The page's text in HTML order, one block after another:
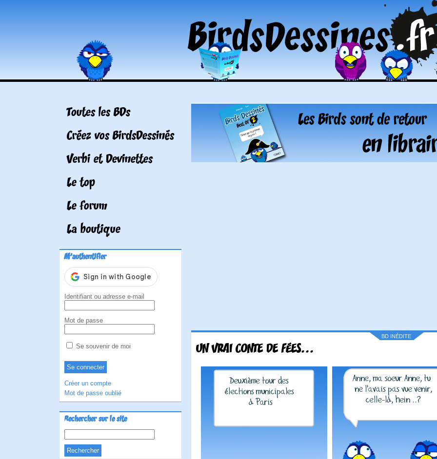
Toutes les BDs
Créez vos BirdsDessinés
Verbi et Devinettes
Le top
Le forum
La boutique
M'authentifier
Identifiant ou adresse e-mail
Mot de passe
Se souvenir de moi
Créer un compte
Mot de passe oublié
Rechercher sur le site
BD INÉDITE
UN VRAI CONTE DE FÉES...